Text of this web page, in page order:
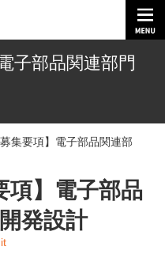
子部品関連部門
集要項】電子部品関連部
項】電子部品
発設計